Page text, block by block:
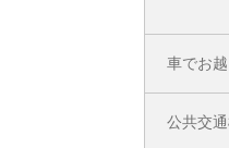
車でお
公共交